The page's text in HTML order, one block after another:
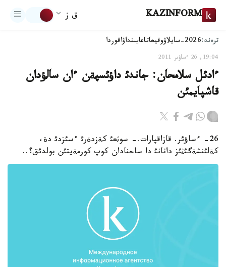
KAZINFORM ق ز
ترەند:2026-سايلاۋ وقيعاتاعايىنداۋاقوردا
19:04, 26 ءساۋىر 2011
ءادئل سلامحان: جاندئ داؤئسپةن ءان سالؤدان
قاشپايمئن
26- ءساؤئر. قازاقپارات.- سوثعئ كةزدةرئ ءسئزدئ دة،
كةلئنشةگئثئز دانانئ دا ساحنادان كوپ كورمةيتئن بولدئق؟..